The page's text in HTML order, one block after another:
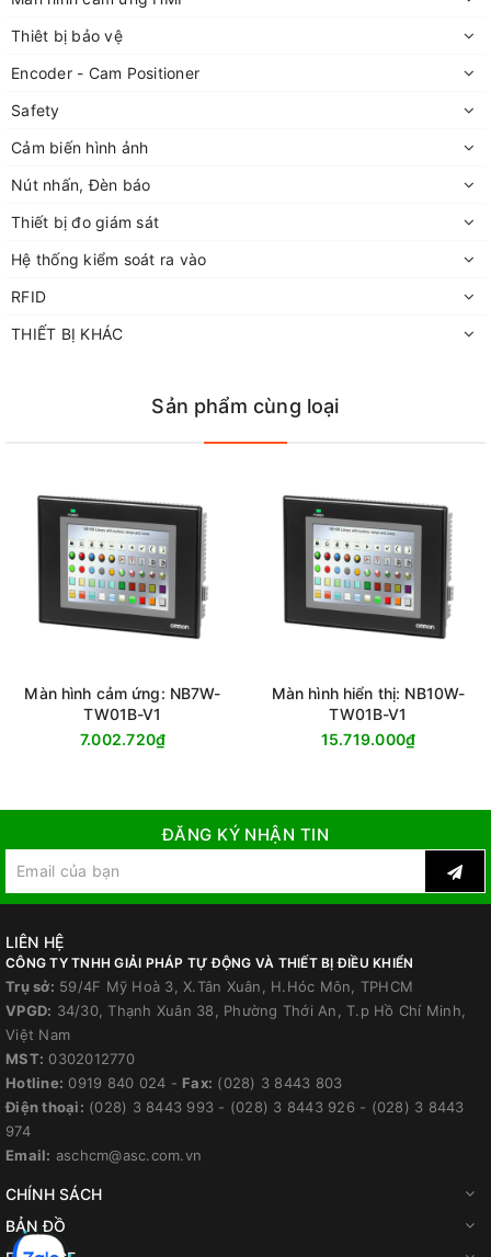
Thiêt bị bảo vệ
Encoder - Cam Positioner
Safety
Cảm biến hình ảnh
Nút nhấn, Đèn báo
Thiết bị đo giám sát
Hệ thống kiểm soát ra vào
RFID
THIẾT BỊ KHÁC
Sản phẩm cùng loại
Màn hình cảm ứng: NB7W-
TW01B-V1
7.002.720₫
Màn hình hiển thị: NB10W-
TW01B-V1
15.719.000₫
ĐĂNG KÝ NHẬN TIN
LIÊN HỆ
CÔNG TY TNHH GIẢI PHÁP TỰ ĐỘNG VÀ THIẾT BỊ ĐIỀU KHIỂN
Trụ sở: 59/4F Mỹ Hoà 3, X.Tân Xuân, H.Hóc Môn, TPHCM
VPGD: 34/30, Thạnh Xuân 38, Phường Thới An, T.p Hồ Chí Minh,
Việt Nam
MST: 0302012770
Hotline: 0919 840 024 - Fax: (028) 3 8443 803
Điện thoại: (028) 3 8443 993 - (028) 3 8443 926 - (028) 3 8443
974
Email: aschcm@asc.com.vn
CHÍNH SÁCH
BẢN ĐỒ